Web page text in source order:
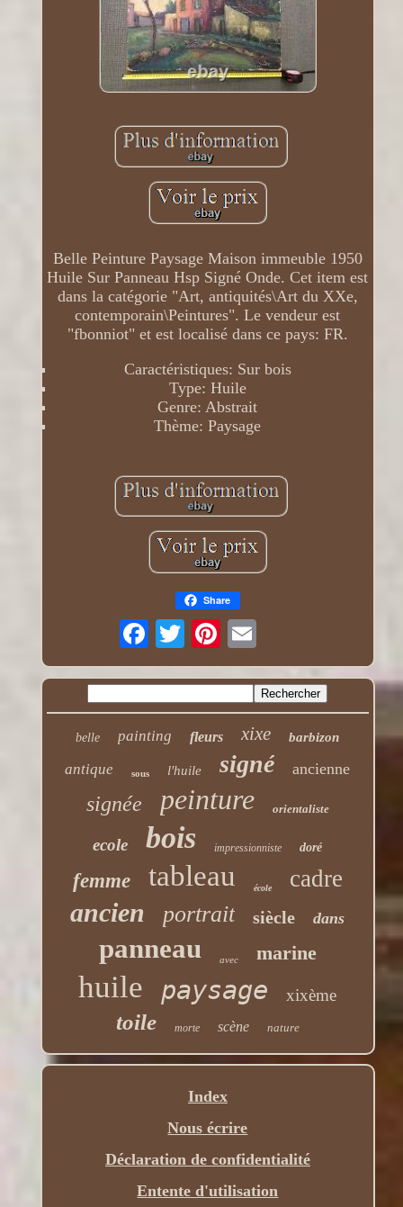
Belle Peinture Paysage Maison immeuble 1950
Huile Sur Panneau Hsp Signé Onde. Cet item est
dans la catégorie "Art, antiquités\Art du XXe,
contemporain\Peintures". Le vendeur est
"fbonniot" et est localisé dans ce pays: FR.
Caractéristiques: Sur bois
Type: Huile
Genre: Abstrait
Thème: Paysage
Share
belle painting fleurs xixe barbizon
antique sous l'huile signé ancienne
signée peinture orientaliste
ecole bois impressionniste doré
femme tableau école cadre
ancien portrait siècle dans
panneau avec marine
huile paysage xixème
toile morte scène nature
Index
Nous écrire
Déclaration de confidentialité
Entente d'utilisation